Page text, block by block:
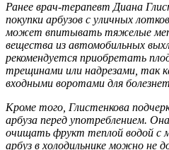
Ранее врач-терапевт Диана
покупки арбузов с уличных
может впитывать тяжелые
вещества из автомобильных
рекомендуется приобретать
трещинами или надрезами, так
входными воротами для
Кроме того, Глистенкова
арбуза перед употреблением.
очищать фрукт теплой водой с
арбуз в холодильнике можно не